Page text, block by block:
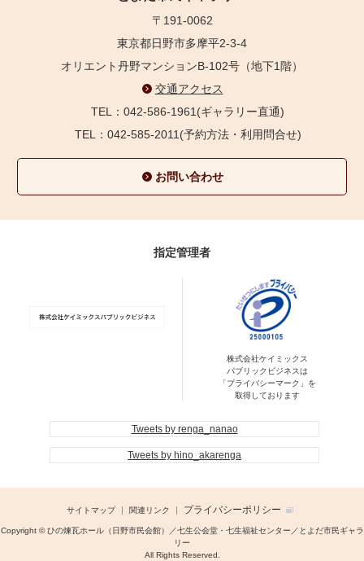
〒191-0062
東京都日野市多摩平2-3-4
オリエント丹野マンションB-102号（地下1階）
交通アクセス
TEL：042-586-1961(ギャラリー直通)
TEL：042-585-2011(予約方法・利用問合せ)
お問い合わせ
指定管理者
株式会社ケイミックス
パブリックビジネスは
「プライバシーマーク」を
取得しております
Tweets by renga_nanao
Tweets by hino_akarenga
サイトマップ 関連リンク プライバシーポリシー
Copyright © ひの煉瓦ホール（日野市民会館）／七生公会堂・七生福祉センター／とよだ市民ギャラ
リー
All Rights Reserved.